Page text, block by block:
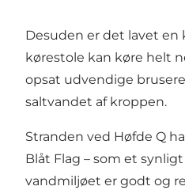
Desuden er det lavet en
kørestole kan køre helt
opsat udvendige
saltvandet af kroppen.
Stranden ved Høfde Q
Blåt Flag – som et
vandmiljøet er godt og